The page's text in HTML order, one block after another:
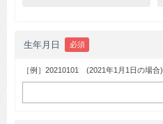
生年月日 必須
［例］20210101 (2021年1月1日の場合)